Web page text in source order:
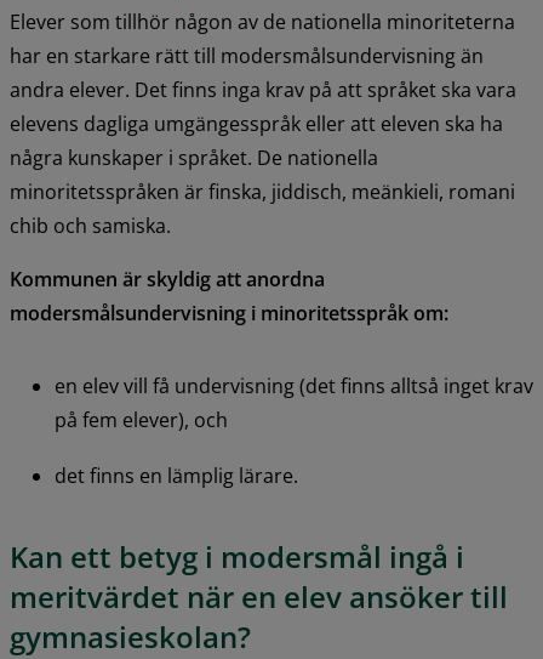
Elever som tillhör någon av de nationella minoriteterna
har en starkare rätt till modersmålsundervisning än
andra elever. Det finns inga krav på att språket ska vara
elevens dagliga umgängesspråk eller att eleven ska ha
några kunskaper i språket. De nationella
minoritetsspråken är finska, jiddisch, meänkieli, romani
chib och samiska.
Kommunen är skyldig att anordna
modersmålsundervisning i minoritetsspråk om:
en elev vill få undervisning (det finns alltså inget krav
på fem elever), och
det finns en lämplig lärare.
Kan ett betyg i modersmål ingå i
meritvärdet när en elev ansöker till
gymnasieskolan?